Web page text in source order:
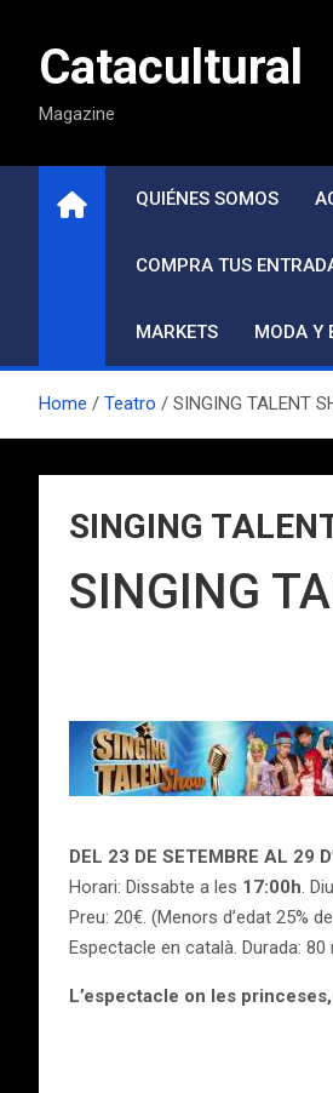
contenidoCatacultural
Magazine
QUIÉNES SOMOS
COMPRA TUS
MARKETS MODA Y
Home Teatro SINGING TALENT
SINGING
SINGING
DEL 23 DE SETEMBRE AL 29
Horari: Dissabte a les 17:00h.
Preu: 20€. (Menors d’edat 25%
Espectacle en català. Durada: 80
L’espectacle on les